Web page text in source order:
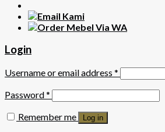
Login
Username or email address *
Password*
Remember me
Log in